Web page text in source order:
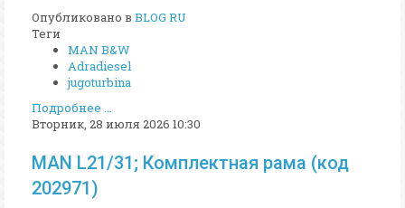
Опубликовано в BLOG RU
Теги
MAN B&W
Adradiesel
jugoturbina
Подробнее ...
Вторник, 28 июля 2026 10:30
MAN L21/31; Комплектная рама (код
202971)